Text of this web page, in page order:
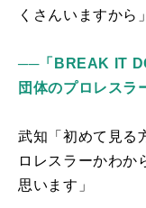
くさんいますから」
──「BREAK IT
団体のプロレスラ
武知「初めて見る
ロレスラーかわか
思います」